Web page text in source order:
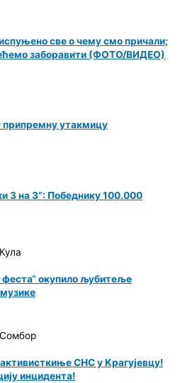
све о чему смо причали;
заборавити (ФОТО/ВИДЕО)
припремну утакмицу
3 на 3“: Победнику 100.000
Кула
окупило љубитеље
Сомбор
СНС у Крагујевцу!
инцидента!